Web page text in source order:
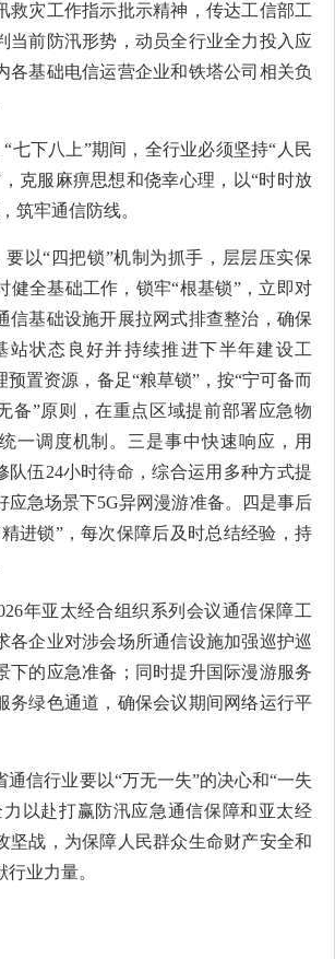
救灾工作指示批示精神，传达工信部工
当前防汛形势，动员全行业全力投入应
各基础电信运营企业和铁塔公司相关负
“七下八上”期间，全行业必须坚持“人民
克服麻痹思想和侥幸心理，以“时时放
筑牢通信防线。
要以“四把锁”机制为抓手，层层压实保
健全基础工作，锁牢“根基锁”，立即对
信基础设施开展拉网式排查整治，确保
站状态良好并持续推进下半年建设工
预置资源，备足“粮草锁”，按“宁可备而
备”原则，在重点区域提前部署应急物
一调度机制。三是事中快速响应，用
队伍24小时待命，综合运用多种方式提
应急场景下5G异网漫游准备。四是事后
进锁”，每次保障后及时总结经验，持
年亚太经合组织系列会议通信保障工
各企业对涉会场所通信设施加强巡护巡
下的应急准备；同时提升国际漫游服务
务绿色通道，确保会议期间网络运行平
信行业要以“万无一失”的决心和“一失
以赴打赢防汛应急通信保障和亚太经
坚战，为保障人民群众生命财产安全和
业力量。